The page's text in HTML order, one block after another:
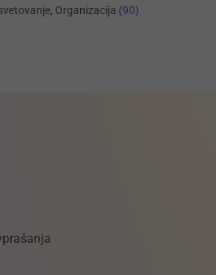
Organizacija (90)